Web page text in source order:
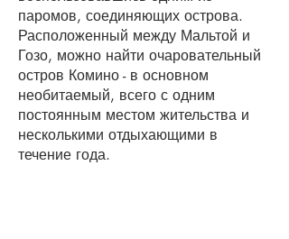
паромов, соединяющих острова.
Расположенный между Мальтой и
Гозо, можно найти очаровательный
остров Комино - в основном
необитаемый, всего с одним
постоянным местом жительства и
несколькими отдыхающими в
течение года.